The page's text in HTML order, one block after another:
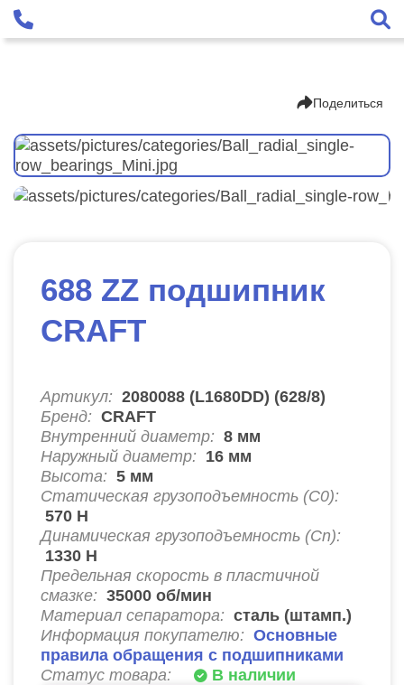
Поделиться
688 ZZ подшипник
CRAFT
Артикул: 2080088 (L1680DD) (628/8)
Бренд: CRAFT
Внутренний диаметр: 8 мм
Наружный диаметр: 16 мм
Высота: 5 мм
Статическая грузоподъемность (C0):
570 Н
Динамическая грузоподъемность (Cn):
1330 Н
Предельная скорость в пластичной
смазке: 35000 об/мин
Материал сепаратора: сталь (штамп.)
Информация покупателю: Основные
правила обращения с подшипниками
Статус товара:
В наличии